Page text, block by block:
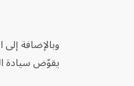
وبالإضافة
يقوّض سيادة